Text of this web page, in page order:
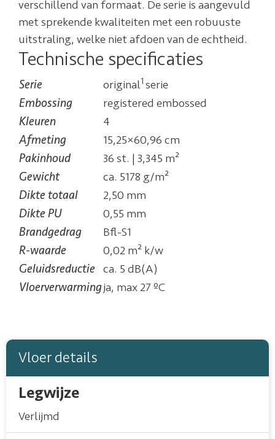
verschillend van formaat. De serie is aangevuld
met sprekende kwaliteiten met een robuuste
uitstraling, welke niet afdoen van de echtheid.
Technische specificaties
Serie original1 serie
Embossing
registered embossed
Kleuren
4
Afmeting
15,25×60,96 cm
Pakinhoud
36 st. | 3,345 m²
Gewicht
ca. 5178 g/m²
Dikte totaal
2,50 mm
Dikte PU
0,55 mm
Brandgedrag
Bfl-S1
R-waarde
0,02 m² k/w
Geluidsreductie ca. 5 dB(A)
Vloerverwarmingja, max 27 ºC
Vloer details
Legwijze
Verlijmd